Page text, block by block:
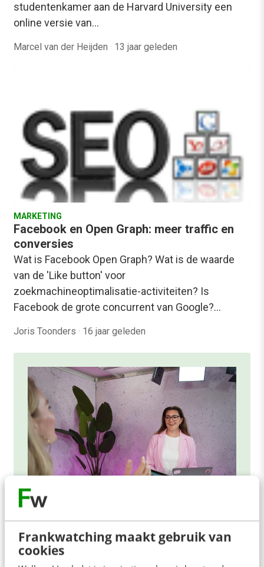
Frankwatching maakt gebruik van
cookies
studentenkamer aan de Harvard University een
online versie van…
Marcel van der Heijden · 13 jaar geleden
MARKETING
Facebook en Open Graph: meer traffic en
conversies
Wat is Facebook Open Graph? Wat is de waarde
van de 'Like button' voor
zoekmachineoptimalisatie-activiteiten? Is
Facebook de grote concurrent van Google?…
Joris Toonders · 16 jaar geleden
ONLINE MASTERCLASS
De nieuwe SEO- & GEO-